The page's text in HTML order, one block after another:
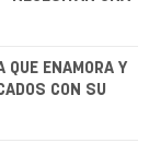
QUE ENAMORA Y
CON SU